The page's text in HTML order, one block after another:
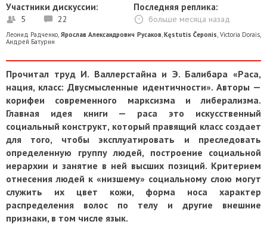
Участники дискуссии:
5 22
Последняя реплика:
больше месяца назад
Леонид Радченко Ярослав Александрович Русаков Kęstutis Čeponis Victoria Dorais
Андрей Батурин
Прочитал труд И. Валлерстайна и Э. Балибара «Раса,
нация, класс: Двусмысленные идентичности». Авторы —
корифеи современного марксизма и либерализма.
Главная идея книги — раса это искусственный
социальный конструкт, который правящий класс создает
для того, чтобы эксплуатировать и преследовать
определенную группу людей, построение социальной
иерархии и занятие в ней высших позиций. Критерием
отнесения людей к «низшему» социальному слою могут
служить их цвет кожи, форма носа характер
распределения волос по телу и другие внешние
признаки, в том числе язык.